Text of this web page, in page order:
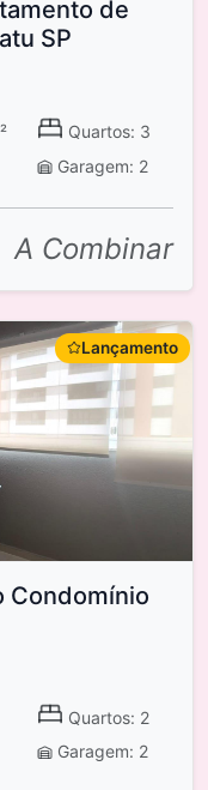
de
SP
Quartos: 3
Garagem: 2
A Combinar
Lançamento
Condomínio
Quartos: 2
Garagem: 2